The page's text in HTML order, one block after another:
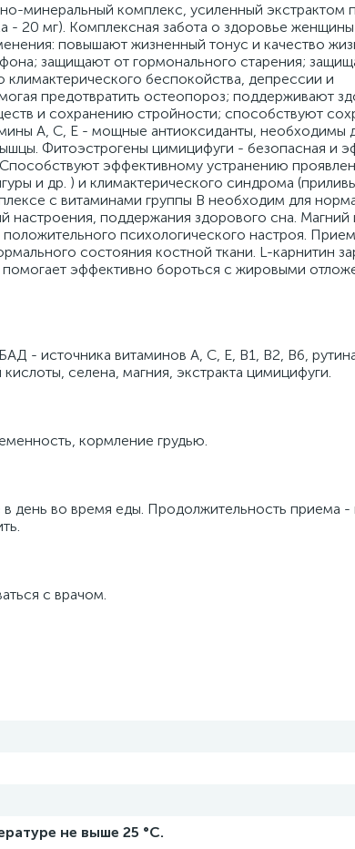
комплекс, усиленный экстрактом
- 20 мг). Комплексная забота о здоровье
повышают жизненный тонус и качество
защищают от гормонального старения;
беспокойства, депрессии и
предотвратить остеопороз; поддерживают
и сохранению стройности; способствуют
А, С, Е - мощные антиоксиданты, необходимы
Фитоэстрогены цимицифуги - безопасная и
эффективному устранению
и др. ) и климактерического синдрома
с витаминами группы В необходим для
поддержания здорового сна. Магний
психологического настроя.
состояния костной ткани. L-карнитин
эффективно бороться с жировыми
- источника витаминов А, С, Е, B1, В2, В6,
селена, магния, экстракта цимицифуги.
кормление грудью.
день во время еды. Продолжительность приема
с врачом.
не выше 25 °С.